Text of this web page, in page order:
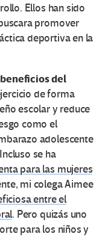
Ellos han sido
promover
deportiva en la
del
de forma
escolar y reduce
como el
adolescente
se ha
para las mujeres
mi colega Aimee
entre el
. Pero quizás uno
para los niños y